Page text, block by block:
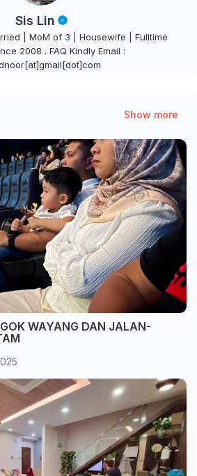
Sis Lin
| MoM of 3 | Housewife | Fulltime
2008 . FAQ Kindly Email :
Show more
WAYANG DAN JALAN-